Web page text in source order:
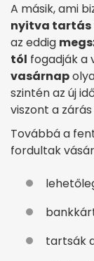
A másik, ami
nyitva tartás
az eddig
tól fogadják a
vasárnap
szintén az új
viszont a
Továbbá a
fordultak
tartsák